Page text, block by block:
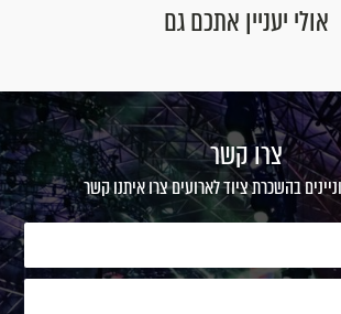
אולי יעניין אתכם גם
צרו קשר
בהשכרת ציוד לארועים צרו איתנו קשר